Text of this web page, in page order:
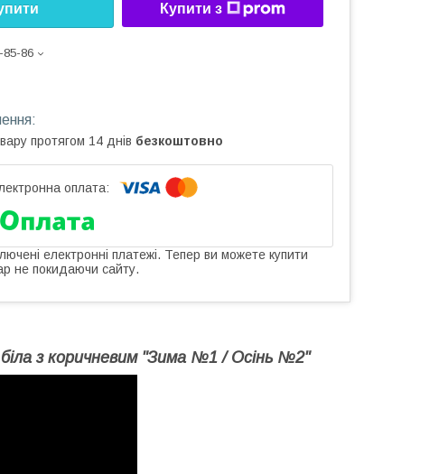
Купити з
85-86
протягом 14 днів безкоштовно
електронні платежі. Тепер ви можете купити
не покидаючи сайту.
з коричневим "Зима №1 / Осінь №2"